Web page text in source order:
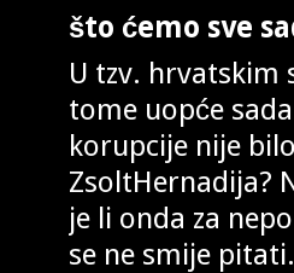
što ćemo sve
U tzv. hrvatskim
tome uopće
korupcije nije
ZsoltHernadija?
je li onda za
se ne smije